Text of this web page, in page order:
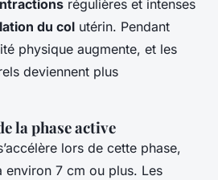
régulières et intenses
du col utérin. Pendant
physique augmente, et les
deviennent plus
la phase active
lors de cette phase,
environ 7 cm ou plus. Les